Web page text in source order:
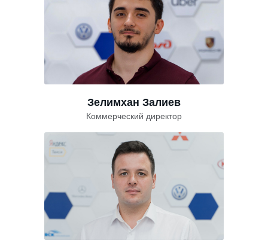
Зелимхан Залиев
Коммерческий директор